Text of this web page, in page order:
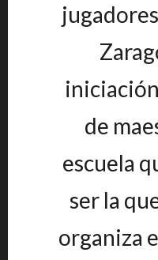
de
escuela
ser la
organiza